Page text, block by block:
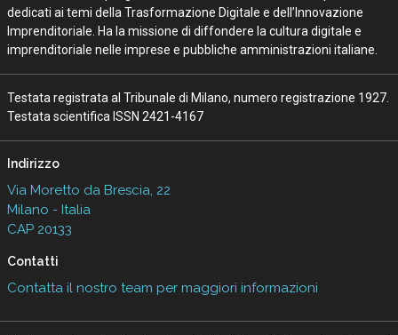
dedicati ai temi della Trasformazione Digitale e dell’Innovazione
Imprenditoriale. Ha la missione di diffondere la cultura digitale e
imprenditoriale nelle imprese e pubbliche amministrazioni italiane.
Testata registrata al Tribunale di Milano, numero registrazione 1927.
Testata scientifica ISSN 2421-4167
Indirizzo
Via Moretto da Brescia, 22
Milano - Italia
CAP 20133
Contatti
Contatta il nostro team per maggiori informazioni